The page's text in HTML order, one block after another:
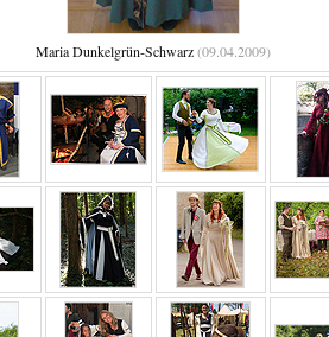
Maria Dunkelgrün-Schwarz(09.04.2009)